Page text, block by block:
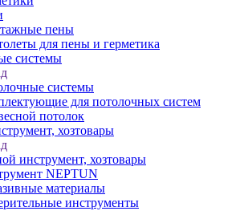
пены
для пены и герметика
системы
системы
для потолочных систем
потолок
хозтовары
инструмент, хозтовары
NEPTUN
материалы
инструменты